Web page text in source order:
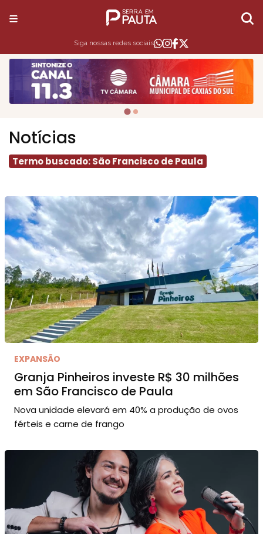
Siga nossas redes sociais
Notícias
Termo buscado: São Francisco de Paula
EXPANSÃO
Granja Pinheiros investe R$ 30 milhões
em São Francisco de Paula
Nova unidade elevará em 40% a produção de ovos
férteis e carne de frango